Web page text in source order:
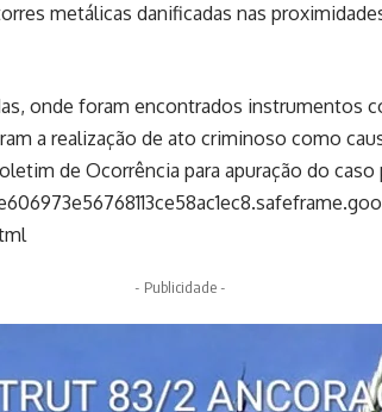
metálicas danificadas nas
onde foram encontrados instrumentos
a realização de ato criminoso como
de Ocorrência para apuração do
- Publicidade -